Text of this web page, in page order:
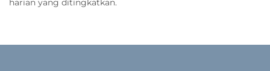
harian yang ditingkatkan.